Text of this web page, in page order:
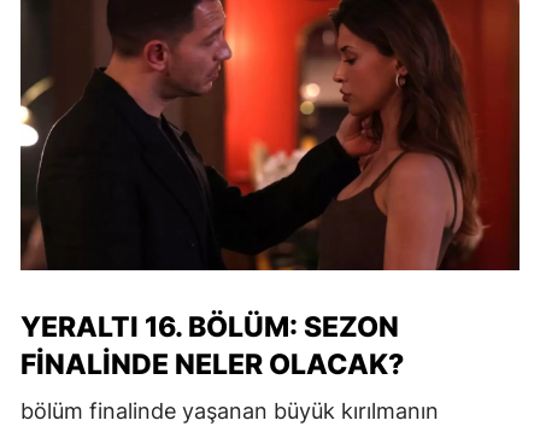
YERALTI 16. BÖLÜM: SEZON
FINALINDE NELER OLACAK?
bölüm finalinde yaşanan büyük kırılmanın